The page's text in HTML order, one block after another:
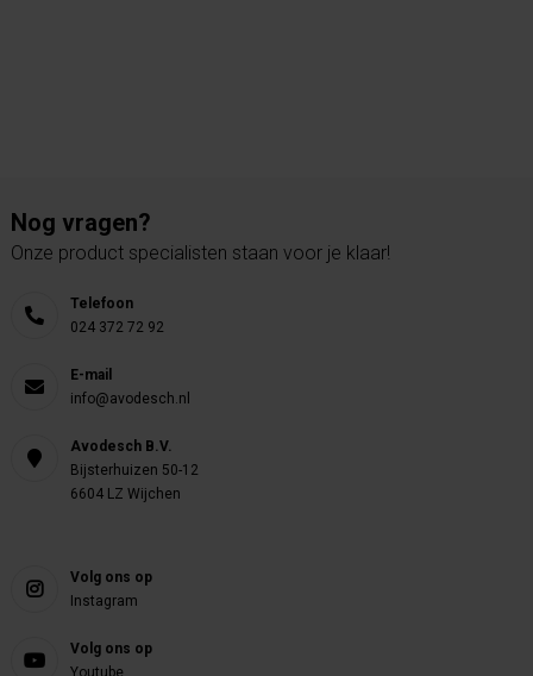
Nog vragen?
Onze product specialisten staan voor je klaar!
Telefoon
024 372 72 92
E-mail
info@avodesch.nl
Avodesch B.V.
Bijsterhuizen 50-12
6604 LZ Wijchen
Volg ons op
Instagram
Volg ons op